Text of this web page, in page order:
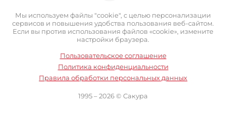
Мы используем файлы "cookie", с целью персонализации
сервисов и повышения удобства пользования веб-сайтом.
Если вы против использования файлов «cookie», измените
настройки браузера.
Пользовательское соглашение
Политика конфиденциальности
Правила обработки персональных данных
1995 – 2026 © Сакура